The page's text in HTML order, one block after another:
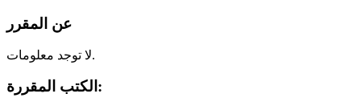
عن المقرر
لا توجد معلومات.
الكتب المقررة: